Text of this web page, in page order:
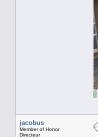
jacobus
Member of Honor
Directeur